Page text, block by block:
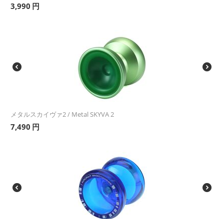
3,990 円
メタルスカイヴァ2 / Metal SKYVA 2
7,490 円